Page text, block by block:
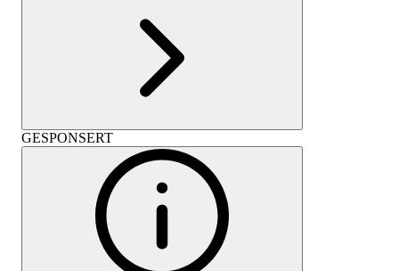
GESPONSERT